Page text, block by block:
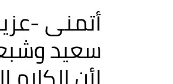
أتمنى -
سعيد